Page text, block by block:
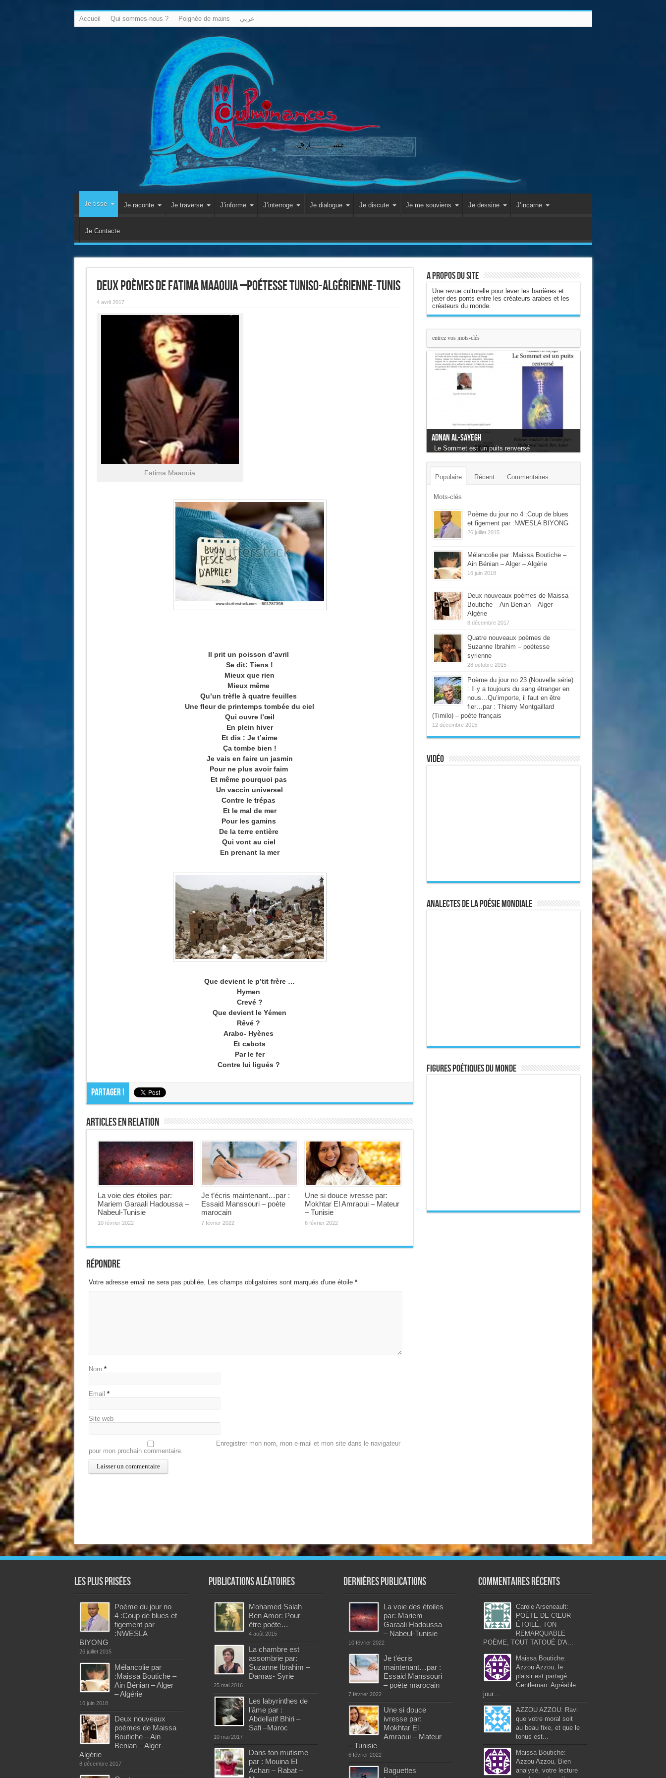
Accueil Qui sommes-nous ? Poignée de mains عربي
Je tisse Je raconte Je traverse J’informe J’interroge Je dialogue Je discute Je me souviens Je dessine J’incarne
Je Contacte
Deux poèmes de Fatima Maaouia –poétesse tuniso-algérienne-Tunis
4 avril 2017
Fatima Maaouia
Il prit un poisson d’avril
Se dit: Tiens !
Mieux que rien
Mieux même
Qu’un trèfle à quatre feuilles
Une fleur de printemps tombée du ciel
Qui ouvre l’œil
En plein hiver
Et dis : Je t’aime
Ça tombe bien !
Je vais en faire un jasmin
Pour ne plus avoir faim
Et même pourquoi pas
Un vaccin universel
Contre le trépas
Et le mal de mer
Pour les gamins
De la terre entière
Qui vont au ciel
En prenant la mer
Que devient le p’tit frère …
Hymen
Crevé ?
Que devient le Yémen
Rêvé ?
Arabo- Hyènes
Et cabots
Par le fer
Contre lui ligués ?
Partager !
Articles en relation
La voie des étoiles par:
Mariem Garaali Hadoussa –
Nabeul-Tunisie
10 février 2022
Je t’écris maintenant…par :
Essaid Manssouri – poète
marocain
7 février 2022
Une si douce ivresse par:
Mokhtar El Amraoui – Mateur
– Tunisie
6 février 2022
Répondre
Votre adresse email ne sera pas publiée. Les champs obligatoires sont marqués d'une étoile *
Nom *
Email *
Site web
Enregistrer mon nom, mon e-mail et mon site dans le navigateur
pour mon prochain commentaire.
A propos du site
Une revue culturelle pour lever les barrières et
jeter des ponts entre les créateurs arabes et les
créateurs du monde.
Adnan Al-Sayegh
Le Sommet est un puits renversé
Populaire Récent Commentaires
Mots-clés
Poème du jour no 4 :Coup de blues
et figement par :NWESLA BIYONG
26 juillet 2015
Mélancolie par :Maissa Boutiche –
Ain Bénian – Alger – Algérie
16 juin 2018
Deux nouveaux poèmes de Maissa
Boutiche – Ain Benian – Alger-
Algérie
8 décembre 2017
Quatre nouveaux poèmes de
Suzanne Ibrahim – poétesse
syrienne
28 octobre 2015
Poème du jour no 23 (Nouvelle série)
: Il y a toujours du sang étranger en
nous…Qu’importe, il faut en être
fier…par : Thierry Montgaillard
(Timilo) – poète français
12 décembre 2015
Vidéo
Analectes de la poésie mondiale
Figures poétiques du monde
Les plus prisées
Poème du jour no
4 :Coup de blues et
figement par
:NWESLA
BIYONG
26 juillet 2015
Mélancolie par
:Maissa Boutiche –
Ain Bénian – Alger
– Algérie
16 juin 2018
Deux nouveaux
poèmes de Maissa
Boutiche – Ain
Benian – Alger-
Algérie
8 décembre 2017
Publications aléatoires
Mohamed Salah
Ben Amor: Pour
être poète…
4 août 2015
La chambre est
assombrie par:
Suzanne Ibrahim –
Damas- Syrie
25 mai 2016
Les labyrinthes de
l’âme par :
Abdellatif Bhiri –
Safi –Maroc
10 mai 2017
Dans ton mutisme
par : Mouina El
Achari – Rabat –
Dernières publications
La voie des étoiles
par: Mariem
Garaali Hadoussa
– Nabeul-Tunisie
10 février 2022
Je t’écris
maintenant…par :
Essaid Manssouri
– poète marocain
7 février 2022
Une si douce
ivresse par:
Mokhtar El
Amraoui – Mateur
– Tunisie
6 février 2022
Baguettes
Commentaires récents
Carole Arseneault:
POÈTE DE CŒUR
ÉTOILÉ, TON
REMARQUABLE
POÈME, TOUT TATOUÉ D'A...
Maissa Boutiche:
Azzou Azzou, le
plaisir est partagé
Gentleman. Agréable
jour...
AZZOU AZZOU: Ravi
que votre moral soit
au beau fixe, et que le
tonus est...
Maissa Boutiche:
Azzou Azzou, Bien
analysé, votre lecture